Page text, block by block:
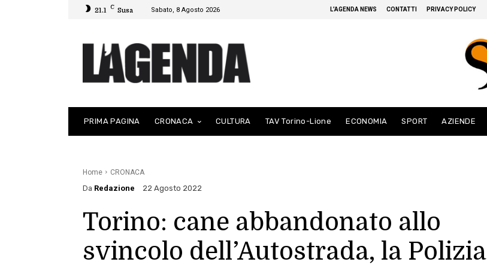
21.1 C Susa Sabato, 8 Agosto 2026 L’AGENDA NEWS CONTATTI PRIVACY POLICY
PRIMA PAGINA CRONACA CULTURA TAV Torino-Lione ECONOMIA SPORT AZIENDE
Home CRONACA
Da Redazione 22 Agosto 2022
Torino: cane abbandonato allo
svincolo dell’Autostrada, la Polizia